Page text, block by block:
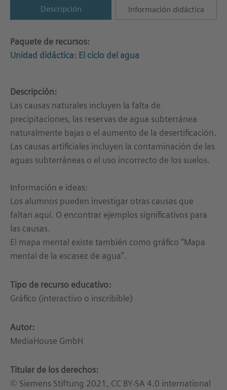
Descripción Información didáctica
Paquete de recursos:
Unidad didáctica: El ciclo del agua
Descripción:
Las causas naturales incluyen la falta de
precipitaciones, las reservas de agua subterránea
naturalmente bajas o el aumento de la desertificación.
Las causas artificiales incluyen la contaminación de las
aguas subterráneas o el uso incorrecto de los suelos.
Información e ideas:
Los alumnos pueden investigar otras causas que
faltan aquí. O encontrar ejemplos significativos para
las causas.
El mapa mental existe también como gráfico “Mapa
mental de la escasez de agua”.
Tipo de recurso educativo:
Gráfico (interactivo o inscribible)
Autor:
MediaHouse GmbH
Titular de los derechos:
© Siemens Stiftung 2021, CC BY-SA 4.0 international